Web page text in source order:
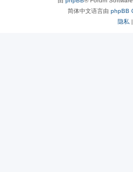
简体中文语言由 phpBB
隐私 |